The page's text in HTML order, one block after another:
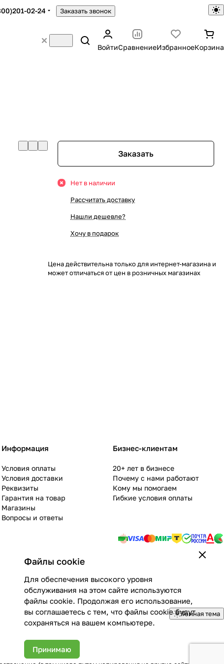
02-24 Заказать звонок
ВойтиСравнениеИзбранноеКорзина
Заказать
Нет в наличии
Рассчитать доставку
Нашли дешевле?
Хочу в подарок
Цена действительна только для интернет-магазина и
может отличаться от цен в розничных магазинах
Информация
Условия оплаты
Условия доставки
Реквизиты
Гарантия на товар
Магазины
Вопросы и ответы
Бизнес-клиентам
20+ лет в бизнесе
Почему с нами работают
Кому мы помогаем
Гибкие условия оплаты
Темная тема
Файлы cookie
Для обеспечения высокого уровня
обслуживания на этом сайте используются
файлы cookie. Продолжая его использование,
вы соглашаетесь с тем, что файлы cookie будут
сохраняться на вашем компьютере.
Принимаю